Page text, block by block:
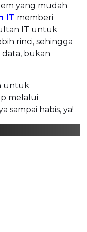
yang mudah
IT memberi
IT untuk
rinci, sehingga
data, bukan
untuk
melalui
sampai habis, ya!